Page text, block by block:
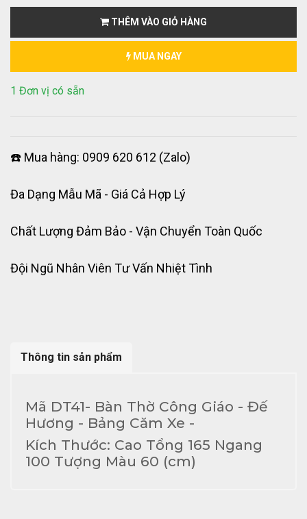
THÊM VÀO GIỎ HÀNG
MUA NGAY
1 Đơn vị có sẵn
☎️ Mua hàng: 0909 620 612 (Zalo)
Đa Dạng Mẫu Mã - Giá Cả Hợp Lý
Chất Lượng Đảm Bảo - Vận Chuyển Toàn Quốc
Đội Ngũ Nhân Viên Tư Vấn Nhiệt Tình
Thông tin sản phẩm
Mã DT41- Bàn Thờ Công Giáo - Đế
Hương - Bảng Căm Xe -
Kích Thước: Cao Tổng 165 Ngang
100 Tượng Màu 60 (cm)